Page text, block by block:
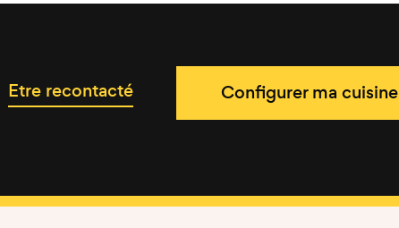
Etre recontacté Configurer ma cuisine